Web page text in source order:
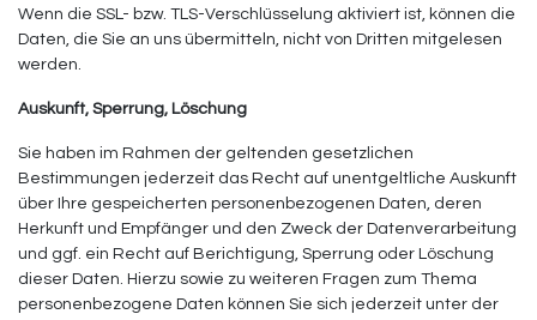
Wenn die SSL- bzw. TLS-Verschlüsselung aktiviert ist, können die
Daten, die Sie an uns übermitteln, nicht von Dritten mitgelesen
werden.
Auskunft, Sperrung, Löschung
Sie haben im Rahmen der geltenden gesetzlichen
Bestimmungen jederzeit das Recht auf unentgeltliche Auskunft
über Ihre gespeicherten personenbezogenen Daten, deren
Herkunft und Empfänger und den Zweck der Datenverarbeitung
und ggf. ein Recht auf Berichtigung, Sperrung oder Löschung
dieser Daten. Hierzu sowie zu weiteren Fragen zum Thema
personenbezogene Daten können Sie sich jederzeit unter der